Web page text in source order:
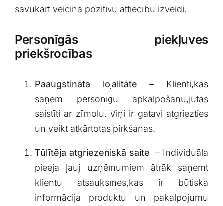
‌savukārt⁢ veicina ‍pozitīvu attiecību izveidi.
Personīgās‍ piekļuves
‍priekšrocības
Paaugstināta lojalitāte – Klienti,kas
saņem personīgu apkalpošanu,jūtas
saistīti ar zīmolu. Viņi ir gatavi⁤ atgriezties
un veikt​ atkārtotas pirkšanas.
Tūlītēja atgriezeniskā‌ saite ⁤ –⁣ Individuāla
‍pieeja‌ ļauj uzņēmumiem⁢ ātrāk‍ saņemt
klientu‌ atsauksmes,kas ‍ir būtiska⁢
informācija produktu un pakalpojumu